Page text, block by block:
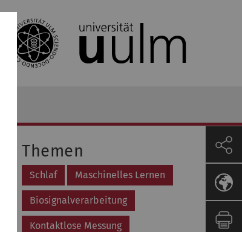
Themen
Schlaf Maschinelles Lernen
Biosignalverarbeitung
Kontaktlose Messung